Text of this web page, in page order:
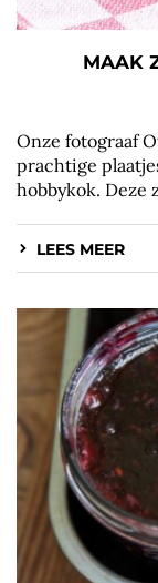
MAAK
Onze fotograaf
prachtige
hobbykok. Deze
LEES MEER